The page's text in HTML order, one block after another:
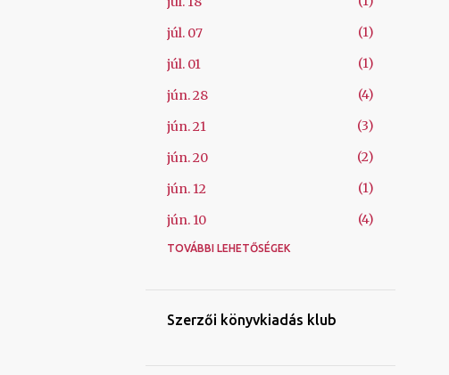
júl. 07
1
júl. 01
1
jún. 28
4
jún. 21
3
jún. 20
2
jún. 12
1
jún. 10
4
jún. 09
máj. 08
TOVÁBBI LEHETŐSÉGEK
Szerzői könyvkiadás klub